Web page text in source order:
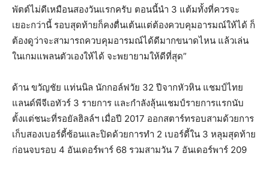
พัตต์ไม่ดีเหมือนสองวันแรกครับ ตอนนี้นำ 3 แต้มทั้งที่ควรจะ
เยอะกว่านี้ รอบสุดท้ายก็คงตื่นเต้นแต่ต้องควบคุมอารมณ์ให้ได้ ก็
ต้องดูว่าจะสามารถควบคุมอารมณ์ได้ดีมากขนาดไหน แล้วเล่น
ในเกมแพลนตัวเองให้ได้ จะพยายามให้ดีที่สุด”
ด้าน ขวัญชัย แท่นนิล นักกอล์ฟวัย 32 ปีจากหัวหิน แชมป์ไทย
แลนด์พีจีเอทัวร์ 3 รายการ และกำลังลุ้นแชมป์รายการแรกนับ
ตั้งแต่ชนะที่รอยัลฮิลล์ฯ เมื่อปี 2017 ออกสตาร์ทรอบสามด้วยการ
เก็บสองเบอร์ดี้ซ้อนและปิดด้วยการทำ 2 เบอร์ดี้ใน 3 หลุมสุดท้าย
ก่อนจบรอบ 4 อันเดอร์พาร์ 68 รวมสามวัน 7 อันเดอร์พาร์ 209